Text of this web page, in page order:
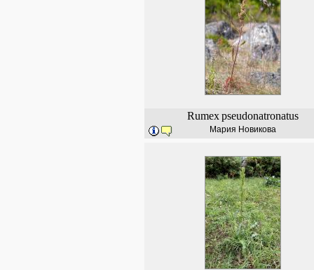
Rumex pseudonatronatus
Мария Новикова